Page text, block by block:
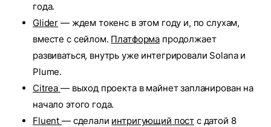
года.
Glider — ждем токенс в этом году и, по слухам,
вместе с сейлом. Платформа продолжает
развиваться, внутрь уже интегрировали Solana и
Plume.
Citrea — выход проекта в майнет запланирован на
начало этого года.
Fluent — сделали интригующий пост с датой 8